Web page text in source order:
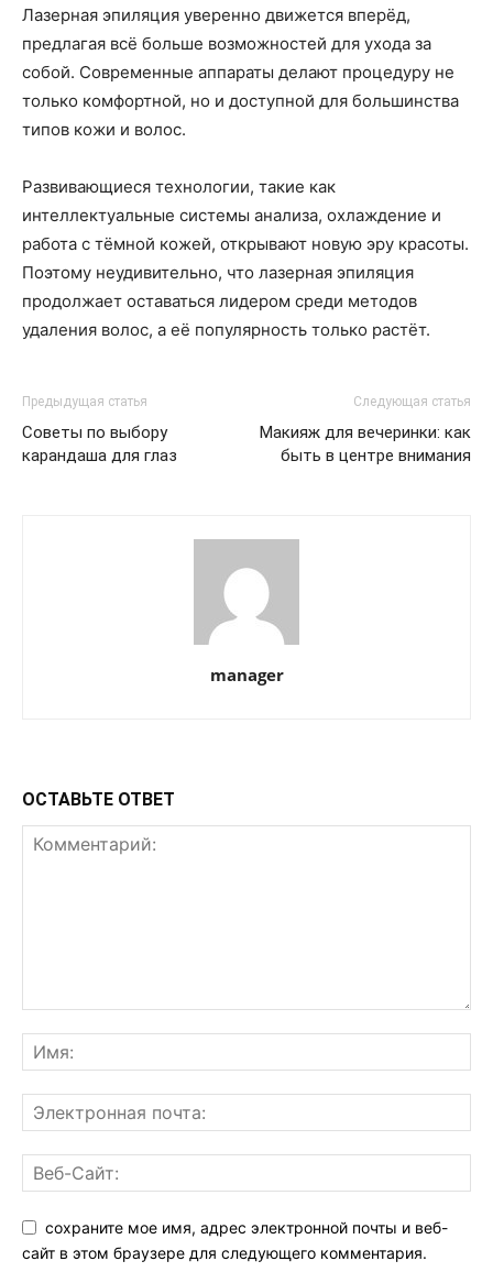
Лазерная эпиляция уверенно движется вперёд,
предлагая всё больше возможностей для ухода за
собой. Современные аппараты делают процедуру не
только комфортной, но и доступной для большинства
типов кожи и волос.
Развивающиеся технологии, такие как
интеллектуальные системы анализа, охлаждение и
работа с тёмной кожей, открывают новую эру красоты.
Поэтому неудивительно, что лазерная эпиляция
продолжает оставаться лидером среди методов
удаления волос, а её популярность только растёт.
Предыдущая статья
Советы по выбору
карандаша для глаз
Следующая статья
Макияж для вечеринки: как
быть в центре внимания
manager
ОСТАВЬТЕ ОТВЕТ
сохраните мое имя, адрес электронной почты и веб-
сайт в этом браузере для следующего комментария.